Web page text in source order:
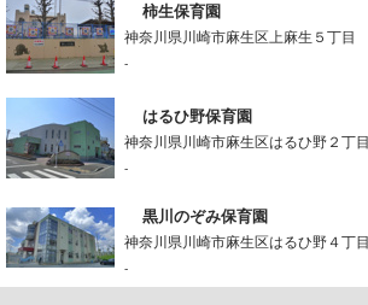
柿生保育園
神奈川県川崎市麻生区上麻生５丁目
-
はるひ野保育園
神奈川県川崎市麻生区はるひ野２丁目
-
黒川のぞみ保育園
神奈川県川崎市麻生区はるひ野４丁目
-